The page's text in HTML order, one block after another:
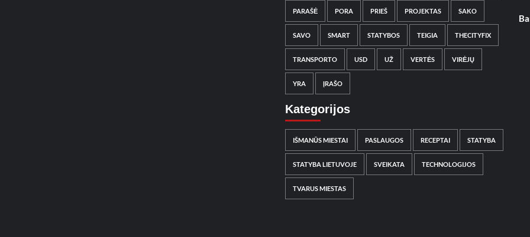
PARAŠĖ PORA PRIEŠ PROJEKTAS SAKO
SAVO SMART STATYBOS TEIGIA THECITYFIX
TRANSPORTO USD UŽ VERTĖS VIRĖJŲ
YRA ĮRAŠO
Kategorijos
IŠMANŪS MIESTAI PASLAUGOS RECEPTAI STATYBA
STATYBA LIETUVOJE SVEIKATA TECHNOLOGIJOS
TVARUS MIESTAS